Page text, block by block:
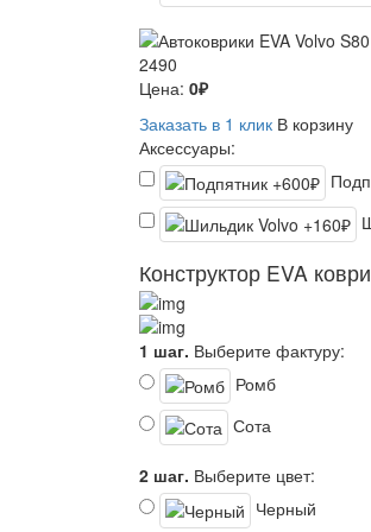
2490
Цена: 0₽
Заказать в 1 клик В корзину
Аксессуары:
Конструктор EVA
1 шаг. Выберите фактуру:
Ромб
Сота
2 шаг. Выберите цвет:
Черный